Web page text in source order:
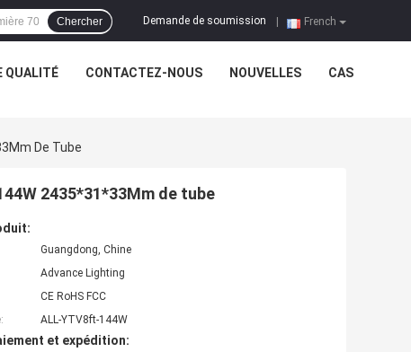
French
Demande de soumission
Chercher
QUALITÉ CONTACTEZ-NOUS NOUVELLES CAS
De Tube
2435*31*33Mm de tube
Guangdong, Chine
Advance Lighting
CE RoHS FCC
ALL-YTV8ft-144W
et expédition: